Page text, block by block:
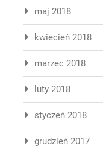
maj 2018
kwiecień 2018
marzec 2018
luty 2018
styczeń 2018
grudzień 2017